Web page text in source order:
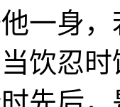
一身
饮忍